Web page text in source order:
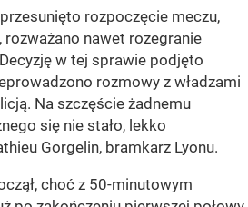
rozpoczęcie meczu,
nawet rozegranie
w tej sprawie podjęto
rozmowy z władzami
Na szczęście żadnemu
się nie stało, lekko
Gorgelin, bramkarz Lyonu.
choć z 50-minutowym